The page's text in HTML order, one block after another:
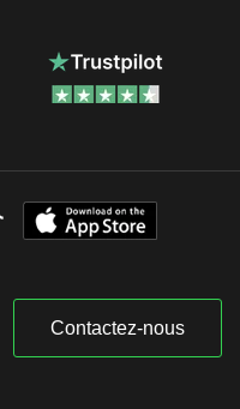
Contactez-nous